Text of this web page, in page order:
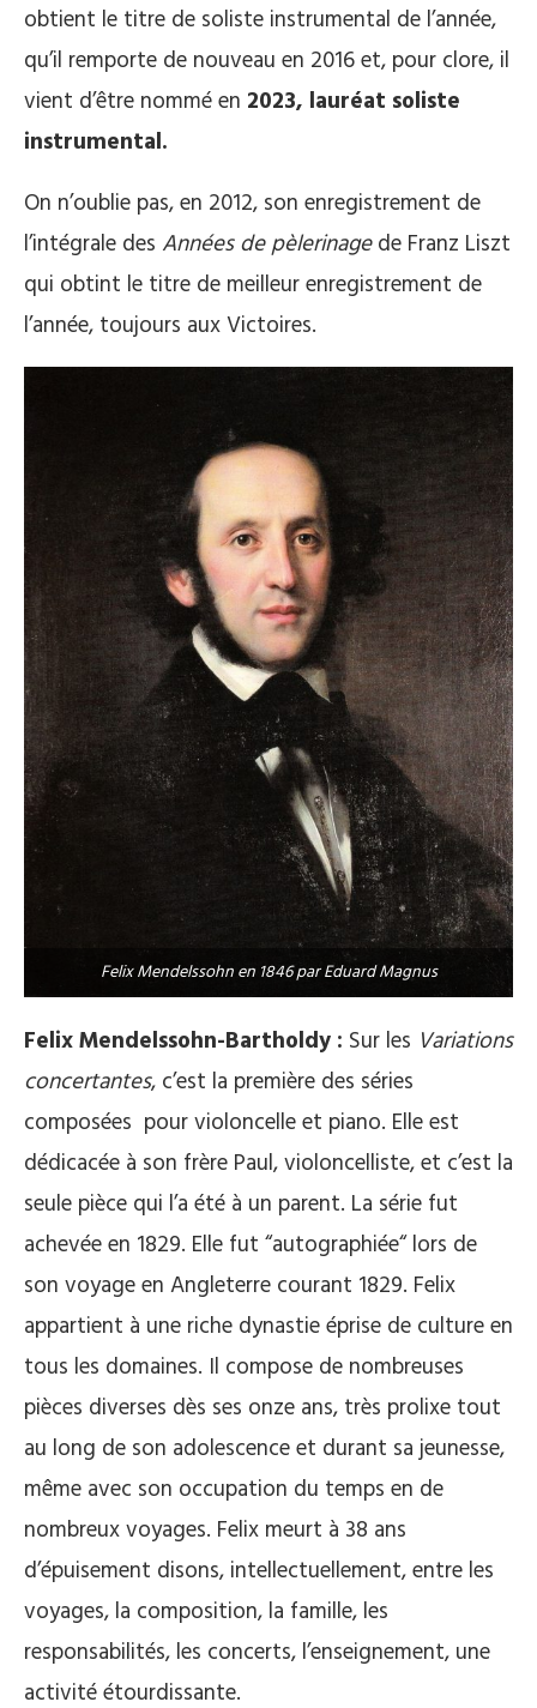
obtient le titre de soliste instrumental de l’année,
qu’il remporte de nouveau en 2016 et, pour clore, il
vient d’être nommé en 2023, lauréat soliste
instrumental.
On n’oublie pas, en 2012, son enregistrement de
l’intégrale des Années de pèlerinagede Franz Liszt
qui obtint le titre de meilleur enregistrement de
l’année, toujours aux Victoires.
Felix Mendelssohn en 1846 par Eduard Magnus
Felix Mendelssohn-Bartholdy : Sur les Variations
concertantes, c’est la première des séries
composées pour violoncelle et piano. Elle est
dédicacée à son frère Paul, violoncelliste, et c’est la
seule pièce qui l’a été à un parent. La série fut
achevée en 1829. Elle fut “autographiée“ lors de
son voyage en Angleterre courant 1829. Felix
appartient à une riche dynastie éprise de culture en
tous les domaines. Il compose de nombreuses
pièces diverses dès ses onze ans, très prolixe tout
au long de son adolescence et durant sa jeunesse,
même avec son occupation du temps en de
nombreux voyages. Felix meurt à 38 ans
d’épuisement disons, intellectuellement, entre les
voyages, la composition, la famille, les
responsabilités, les concerts, l’enseignement, une
activité étourdissante.